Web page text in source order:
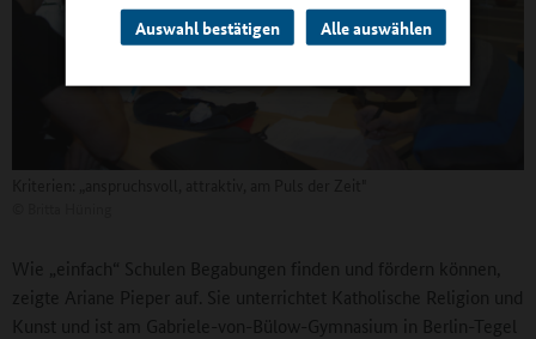
Auswahl bestätigen Alle auswählen
Wie „einfach“ Schulen Begabungen finden und fördern können,
zeigte Ariane Pieper auf. Sie unterrichtet Katholische Religion und
Kunst und ist am Gabriele-von-Bülow-Gymnasium in Berlin-Tegel